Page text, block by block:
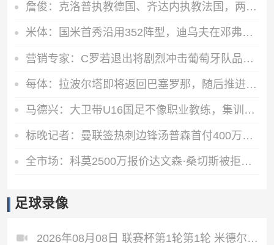
詹俊：克洛普执教德国、齐达内执教法国，两年后的欧洲杯好看了！
米体：国米首秀沿用352阵型，迪乌夫在邓弗里斯的位置上表现出色
营销专家：C罗若退出将剧烈冲击葡萄牙队品牌形象 他价值远超全队
每体：拉波尔塔即将返回巴塞罗那，随后推进阿德耶米、小蜘蛛转会
马德兴：大卫带U16国足不像职业教练，集训像队员们难得的假期
标晚记者：曼联签热刺边锋汤普森首付400万镑，外加400万镑浮动
全市场：科莫2500万报价达文森·桑切斯被拒，加拉塔萨雷要3000万
足球录像
2026年08月08日 联赛杯第1轮第1轮 米德尔斯堡 VS 雷克瑟姆 全场录像